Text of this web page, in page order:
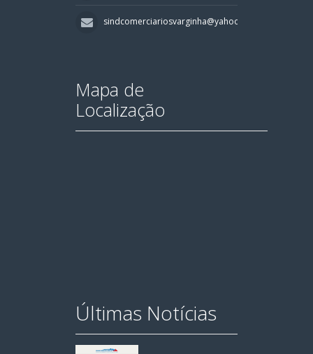
sindcomerciariosvarginha@yahoo.com.br
Mapa de
Localização
Últimas Notícias